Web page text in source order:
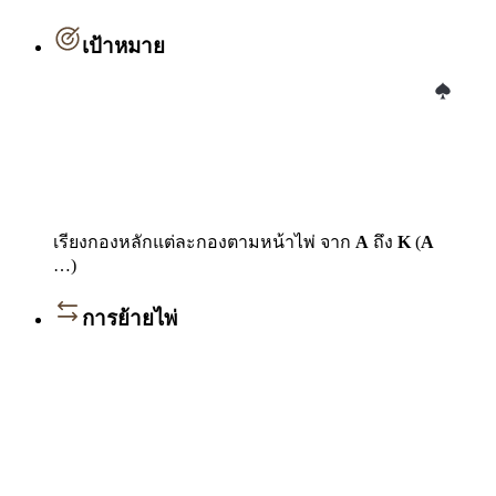
เป้าหมาย
เรียงกองหลักแต่ละกองตามหน้าไพ่ จาก A ถึง K(A
…)
การย้ายไพ่